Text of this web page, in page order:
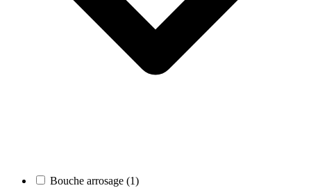
Bouche arrosage (1)